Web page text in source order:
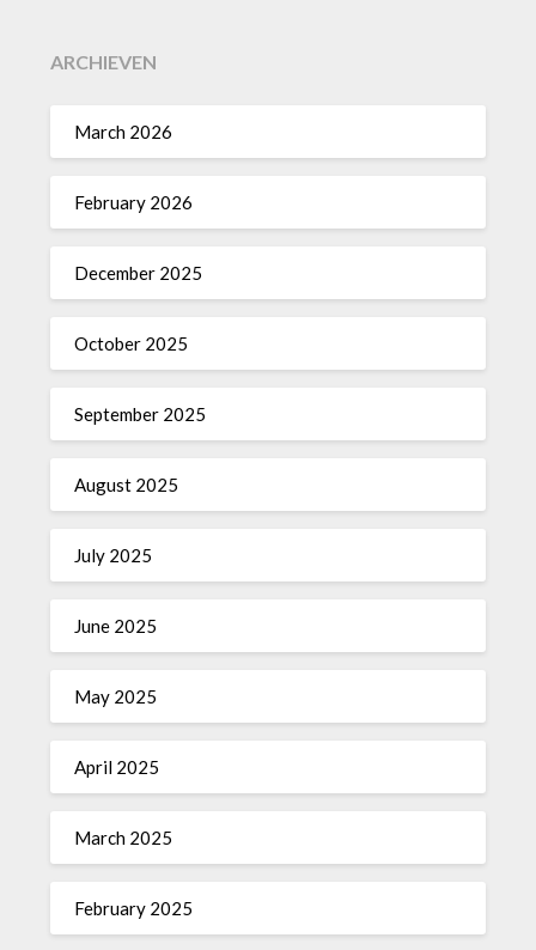
ARCHIEVEN
March 2026
February 2026
December 2025
October 2025
September 2025
August 2025
July 2025
June 2025
May 2025
April 2025
March 2025
February 2025